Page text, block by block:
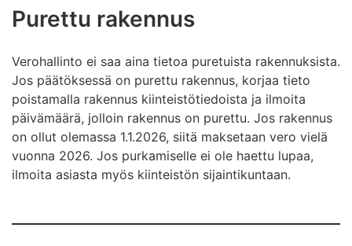
Purettu rakennus
Verohallinto ei saa aina tietoa puretuista rakennuksista.
Jos päätöksessä on purettu rakennus, korjaa tieto
poistamalla rakennus kiinteistötiedoista ja ilmoita
päivämäärä, jolloin rakennus on purettu. Jos rakennus
on ollut olemassa 1.1.2026, siitä maksetaan vero vielä
vuonna 2026. Jos purkamiselle ei ole haettu lupaa,
ilmoita asiasta myös kiinteistön sijaintikuntaan.